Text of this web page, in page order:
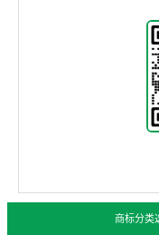
商标分类